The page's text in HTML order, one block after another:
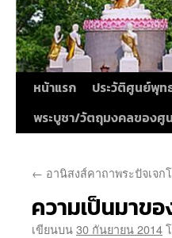
หน้าแรก ประวัติศูนย์พุท
พระบูชา/วัตถุมงคลของศู
← อานิสงส์คาถาพระปัจเจก
ความเป็นมาข
เขียนบน30 กันยายน 2014